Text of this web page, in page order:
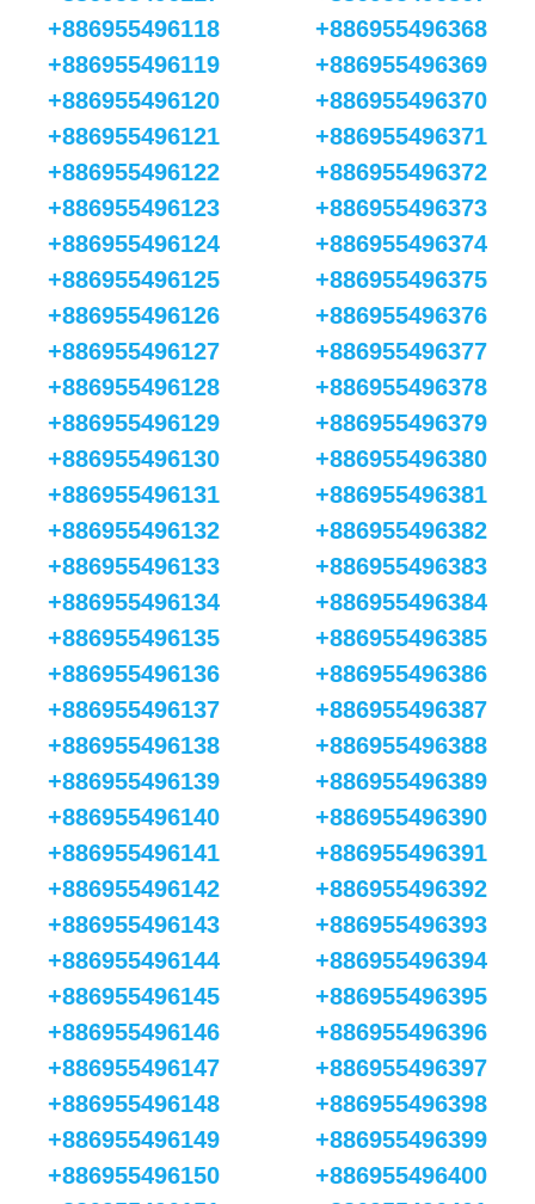
+886955496118
+886955496119
+886955496120
+886955496121
+886955496122
+886955496123
+886955496124
+886955496125
+886955496126
+886955496127
+886955496128
+886955496129
+886955496130
+886955496131
+886955496132
+886955496133
+886955496134
+886955496135
+886955496136
+886955496137
+886955496138
+886955496139
+886955496140
+886955496141
+886955496142
+886955496143
+886955496144
+886955496145
+886955496146
+886955496147
+886955496148
+886955496149
+886955496150
+886955496368
+886955496369
+886955496370
+886955496371
+886955496372
+886955496373
+886955496374
+886955496375
+886955496376
+886955496377
+886955496378
+886955496379
+886955496380
+886955496381
+886955496382
+886955496383
+886955496384
+886955496385
+886955496386
+886955496387
+886955496388
+886955496389
+886955496390
+886955496391
+886955496392
+886955496393
+886955496394
+886955496395
+886955496396
+886955496397
+886955496398
+886955496399
+886955496400